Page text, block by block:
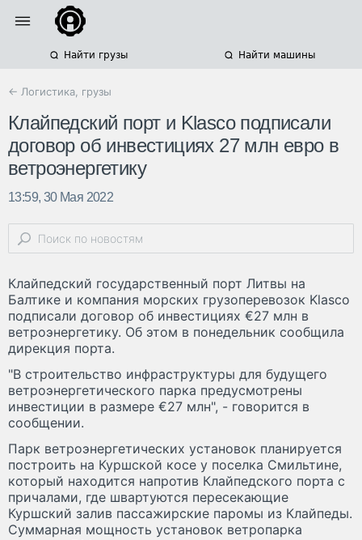
Найти грузы Найти машины
← Логистика, грузы
Клайпедский порт и Klasco подписали
договор об инвестициях 27 млн евро в
ветроэнергетику
13:59, 30 Мая 2022
Клайпедский государственный порт Литвы на
Балтике и компания морских грузоперевозок Klasco
подписали договор об инвестициях €27 млн в
ветроэнергетику. Об этом в понедельник сообщила
дирекция порта.
"В строительство инфраструктуры для будущего
ветроэнергетического парка предусмотрены
инвестиции в размере €27 млн", - говорится в
сообщении.
Парк ветроэнергетических установок планируется
построить на Куршской косе у поселка Смильтине,
который находится напротив Клайпедского порта с
причалами, где швартуются пересекающие
Куршский залив пассажирские паромы из Клайпеды.
Суммарная мощность установок ветропарка